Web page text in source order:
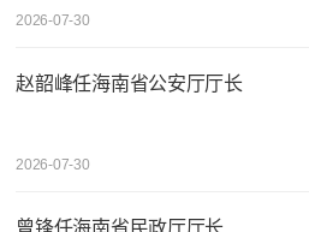
2026-07-30
赵韶峰任海南省公安厅厅长
2026-07-30
曾锋任海南省民政厅厅长